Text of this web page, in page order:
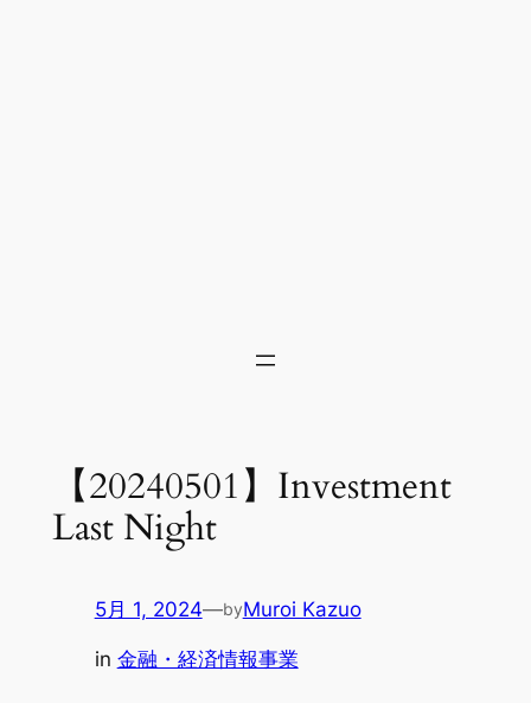
【20240501】Investment
Last Night
5月 1, 2024—byMuroi Kazuo
in 金融・経済情報事業